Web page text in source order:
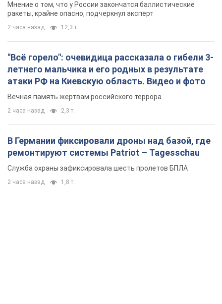
Мнение о том, что у России закончатся баллистические
ракеты, крайне опасно, подчеркнул эксперт
2 часа назад 12,3 т.
"Всё горело": очевидица рассказала о гибели 3-
летнего мальчика и его родных в результате
атаки РФ на Киевскую область. Видео и фото
Вечная память жертвам российского террора
2 часа назад 2,3 т.
В Германии фиксировали дроны над базой, где
ремонтируют системы Patriot – Tagesschau
Служба охраны зафиксировала шесть пролетов БПЛА
2 часа назад 1,8 т.